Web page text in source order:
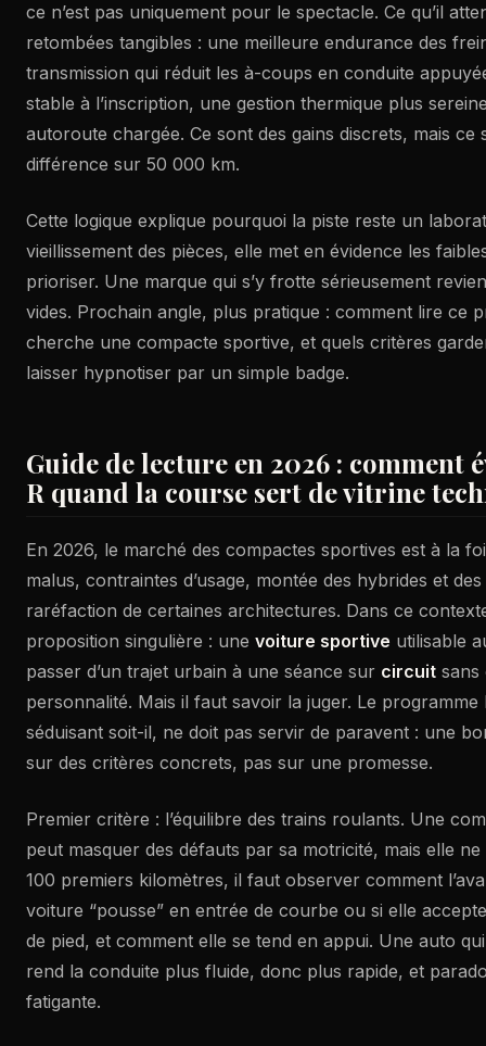
ce n’est pas uniquement pour le spectacle. Ce qu’il
retombées tangibles : une meilleure endurance des
transmission qui réduit les à-coups en conduite
stable à l’inscription, une gestion thermique plus
autoroute chargée. Ce sont des gains discrets, mais
différence sur 50 000 km.
Cette logique explique pourquoi la piste reste un
vieillissement des pièces, elle met en évidence les
prioriser. Une marque qui s’y frotte sérieusement
vides. Prochain angle, plus pratique : comment lire ce
cherche une compacte sportive, et quels critères
laisser hypnotiser par un simple badge.
Guide de lecture en 2026 : comment
R quand la course sert de vitrine
En 2026, le marché des compactes sportives est à la
malus, contraintes d’usage, montée des hybrides et
raréfaction de certaines architectures. Dans ce
proposition singulière : une voiture sportive utilisable
passer d’un trajet urbain à une séance sur circuit sans
personnalité. Mais il faut savoir la juger. Le
séduisant soit-il, ne doit pas servir de paravent : une
sur des critères concrets, pas sur une promesse.
Premier critère : l’équilibre des trains roulants. Une
peut masquer des défauts par sa motricité, mais elle
100 premiers kilomètres, il faut observer comment
voiture “pousse” en entrée de courbe ou si elle
de pied, et comment elle se tend en appui. Une auto
rend la conduite plus fluide, donc plus rapide, et
fatigante.